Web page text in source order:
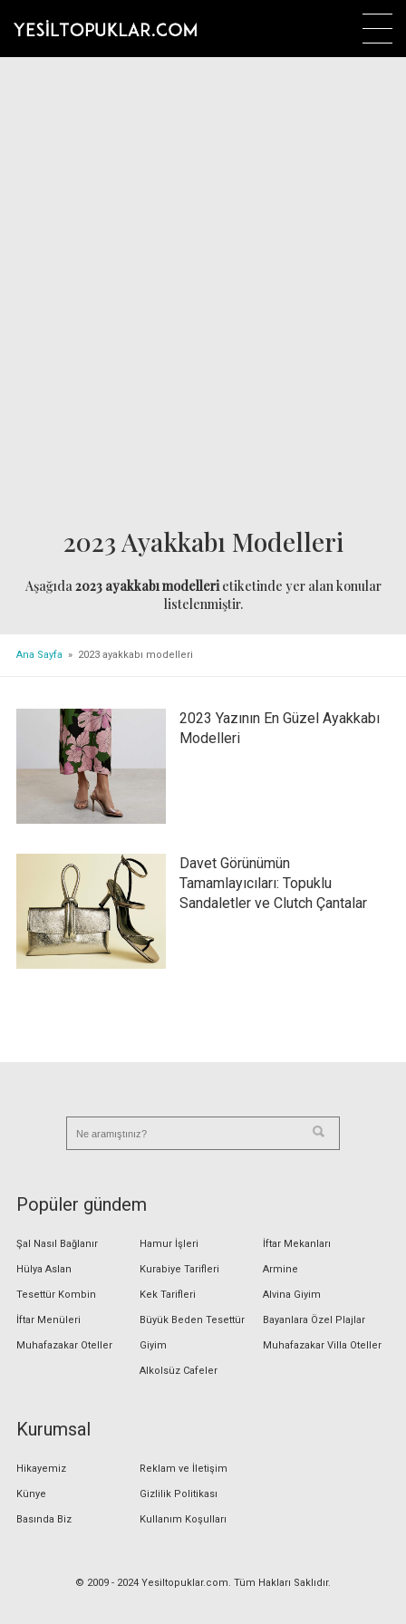
2023 Ayakkabı Modelleri
Aşağıda2023 ayakkabı modellerietiketinde yer alan konular
listelenmiştir.
Ana Sayfa » 2023 ayakkabı modelleri
2023 Yazının En Güzel Ayakkabı
Modelleri
Davet Görünümün
Tamamlayıcıları: Topuklu
Sandaletler ve Clutch Çantalar
Popüler gündem
Şal Nasıl Bağlanır
Hülya Aslan
Tesettür Kombin
İftar Menüleri
Muhafazakar Oteller
Hamur İşleri
Kurabiye Tarifleri
Kek Tarifleri
Büyük Beden Tesettür
Giyim
Alkolsüz Cafeler
İftar Mekanları
Armine
Alvina Giyim
Bayanlara Özel Plajlar
Muhafazakar Villa Oteller
Kurumsal
Hikayemiz
Künye
Basında Biz
Reklam ve İletişim
Gizlilik Politikası
Kullanım Koşulları
© 2009 - 2024 Yesiltopuklar.com. Tüm Hakları Saklıdır.